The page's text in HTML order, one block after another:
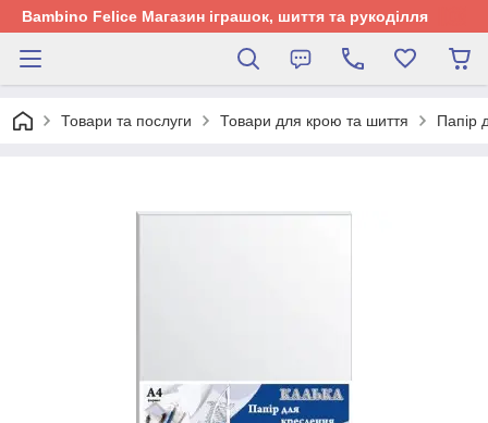
Bambino Felice Магазин іграшок, шиття та рукоділля
Товари та послуги Товари для крою та шиття Папір